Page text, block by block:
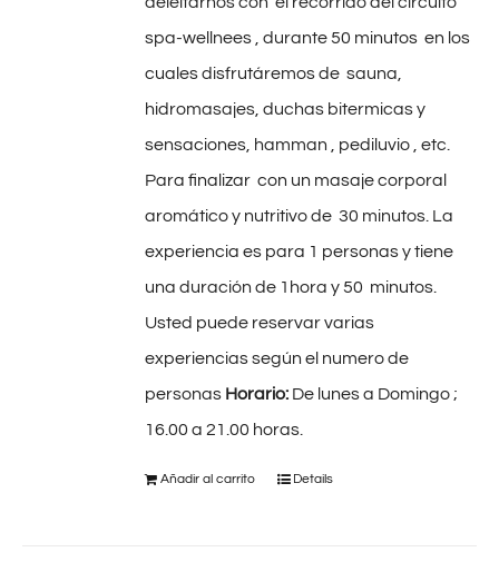
spa-wellnees , durante 50 minutos en los
cuales disfrutáremos de sauna,
hidromasajes, duchas bitermicas y
sensaciones, hamman , pediluvio , etc.
Para finalizar con un masaje corporal
aromático y nutritivo de 30 minutos. La
experiencia es para 1 personas y tiene
una duración de 1hora y 50 minutos.
Usted puede reservar varias
experiencias según el numero de
personas Horario: De lunes a Domingo ;
16.00 a 21.00 horas.
Añadir al carrito Details